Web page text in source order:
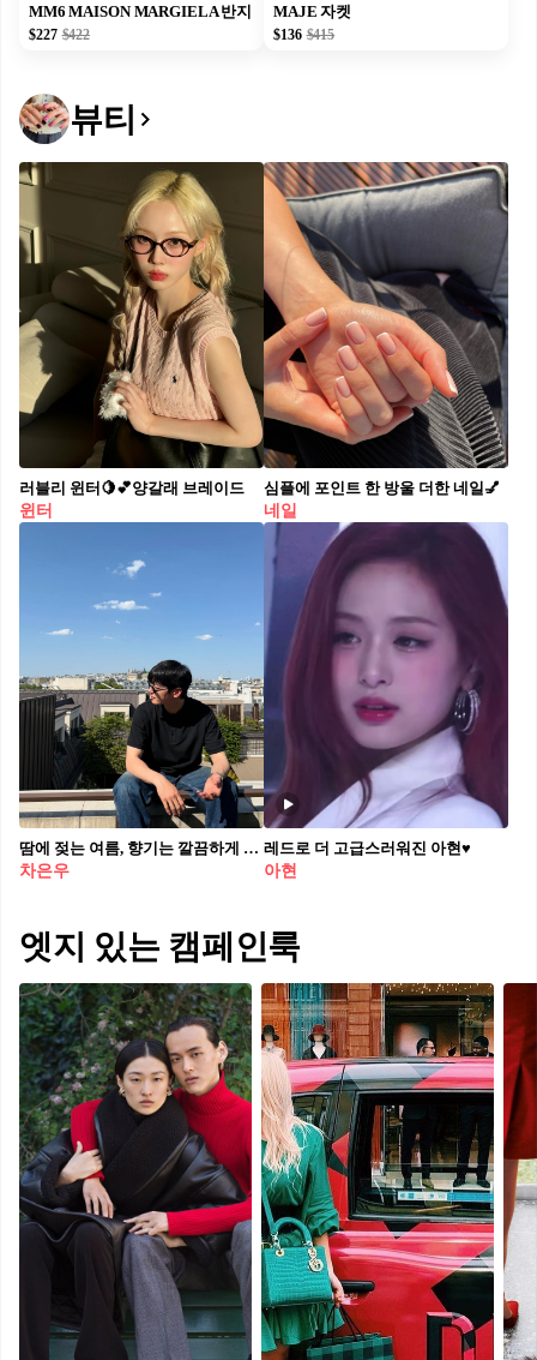
MM6 MAISON MARGIELA 반지
$227 $422
MAJE 자켓
$136 $415
뷰티
러블리 윈터🍋💕양갈래 브레이드
윈터
심플에 포인트 한 방울 더한 네일💅
네일
땀에 젖는 여름, 향기는 깔끔하게 불쾌지수 높은 여름에도 센스는 유지하기, 남자 여름 향수 3가지 추천🌿 여름철에는 시트러스, 플로럴 계열처럼 가벼운 택스처의 향수가 잘 어울립니다. 더운 날씨 속에서도 부담 없이 쾌적하게 사용할 수 있는 여름 향수 세 가지에 대해 알아보겠습니다. 1. 톰 포드 솔레이블랑 시트러스 향으로 시작해 은은한 플로럴이 깔끔한 무드를 더합니다. 마지막에는 코코넛 향이 부드럽게 남아, 여름 해변을 떠올리게 합니다. 차은우가 평소 사용하는 향으로도 잘 알려져 있습니다. 2. 조말론 블랙베리 앤 베이 블랙베리의 새콤한 과일 향으로 시작해 월계수 잎의 신선함이 시원하게 퍼집니다. 전체적으로 가볍고 산뜻해, 여름철 데일리 향수로 부담 없이 사용할 수 있습니다. 김우빈이 꾸준히 애용하는 제품으로도 유명합니다. 3. 아르마니 프리베 베르 말라키트 백합의 화사한 향이 첫인상을 남기고, 부드러운 바닐라 잔향이 조화롭게 이어집니다. 무겁지 않으면서도 깊이 있는 향으로, 절제된 세련미를 표현하기에 잘 어울립니다. 손석구가 사용하는 향수로 알려지며 주목받고 있습니다.
차은우
레드로 더 고급스러워진 아현♥️
아현
엣지 있는 캠페인룩